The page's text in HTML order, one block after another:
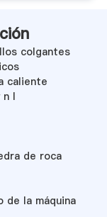
colgantes
caliente
n l
de roca
de la máquina